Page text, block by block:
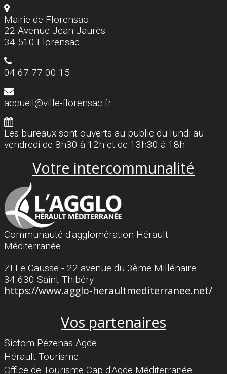
Mairie de Florensac
22 Avenue Jean Jaurès
34 510 Florensac
04 67 77 00 15
accueil@ville-florensac.fr
Les bureaux sont ouverts au public du lundi au
vendredi de 8h30 à 12h et de 13h30 à 18h
Votre intercommunalité
Communauté d'agglomération Hérault
Méditerranée
ZI Le Causse - 22 avenue du 3ème Millénaire
34 630 Saint-Thibéry
https://www.agglo-heraultmediterranee.net/
Vos partenaires
Sictom Pézenas Agde
Hérault Tourisme
Office de Tourisme Cap d'Agde Méditerranée